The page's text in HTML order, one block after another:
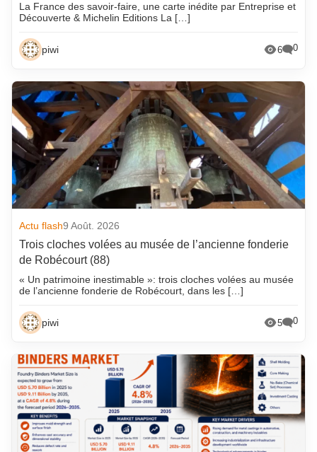
La France des savoir-faire, une carte inédite par Entreprise et
Découverte & Michelin Editions La […]
piwi 6 0
Actu flash9 Août. 2026
Trois cloches volées au musée de l’ancienne fonderie
de Robécourt (88)
« Un patrimoine inestimable »: trois cloches volées au musée
de l’ancienne fonderie de Robécourt, dans les […]
piwi 5 0